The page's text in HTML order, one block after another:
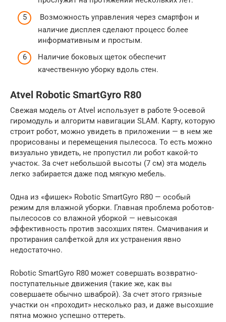
Возможность управления через смартфон и
наличие дисплея сделают процесс более
информативным и простым.
Наличие боковых щеток обеспечит
качественную уборку вдоль стен.
Atvel Robotic SmartGyro R80
Свежая модель от Atvel использует в работе 9-осевой
гиромодуль и алгоритм навигации SLAM. Карту, которую
строит робот, можно увидеть в приложении — в нем же
прорисованы и перемещения пылесоса. То есть можно
визуально увидеть, не пропустил ли робот какой-то
участок. За счет небольшой высоты (7 см) эта модель
легко забирается даже под мягкую мебель.
Одна из «фишек» Robotic SmartGyro R80 — особый
режим для влажной уборки. Главная проблема роботов-
пылесосов со влажной уборкой — невысокая
эффективность против засохших пятен. Смачивания и
протирания салфеткой для их устранения явно
недостаточно.
Robotic SmartGyro R80 может совершать возвратно-
поступательные движения (такие же, как вы
совершаете обычно шваброй). За счет этого грязные
участки он «проходит» несколько раз, и даже высохшие
пятна можно успешно оттереть.